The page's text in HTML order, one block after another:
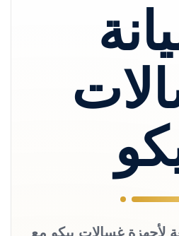
لأجهزة غسالات بيكو مع